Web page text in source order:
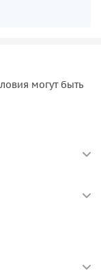
могут быть